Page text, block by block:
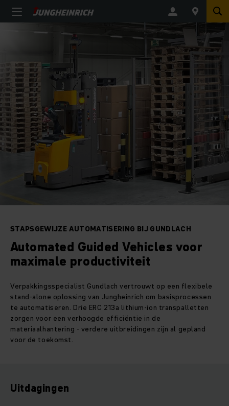
STAPSGEWIJZE AUTOMATISERING BIJ GUNDLACH
Automated Guided Vehicles voor
maximale productiviteit
Verpakkingsspecialist Gundlach vertrouwt op een flexibele
stand-alone oplossing van Jungheinrich om basisprocessen
te automatiseren. Drie ERC 213a lithium-ion transpalletten
zorgen voor een verhoogde efficiëntie in de
materiaalhantering - verdere uitbreidingen zijn al gepland
voor de toekomst.
Uitdagingen